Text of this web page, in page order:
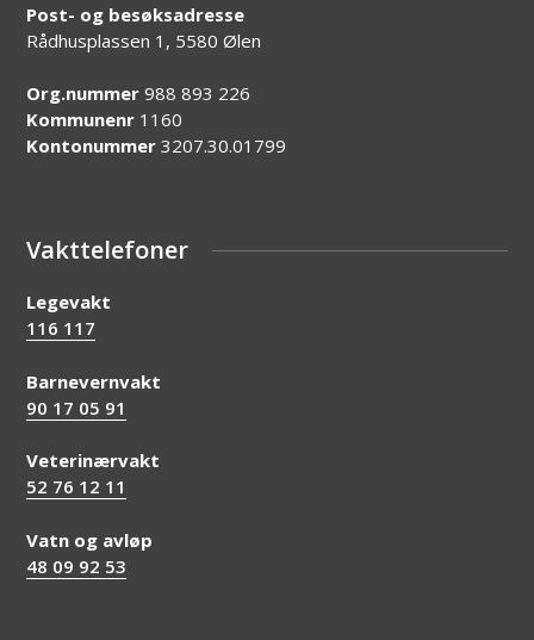
Post- og besøksadresse
Rådhusplassen 1, 5580 Ølen
Org.nummer988 893 226
Kommunenr 1160
Kontonummer3207.30.01799
Vakttelefoner
Legevakt
116 117
Barnevernvakt
90 17 05 91
Veterinærvakt
52 76 12 11
Vatn og avløp
48 09 92 53